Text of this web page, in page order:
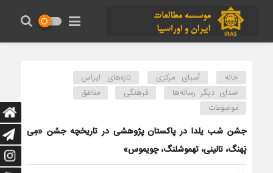
خانه آسیای مرکزی
تازه‌های ایراس
صدای دیگر رسانه‌ها
فرهنگی
مناطق
موضوعات
جشن شب یلدا در پاکستان پژوهشی در تاریخچه جشن «مِی
پَهنگ، تالینی، تهموشلنگ، چویموس»